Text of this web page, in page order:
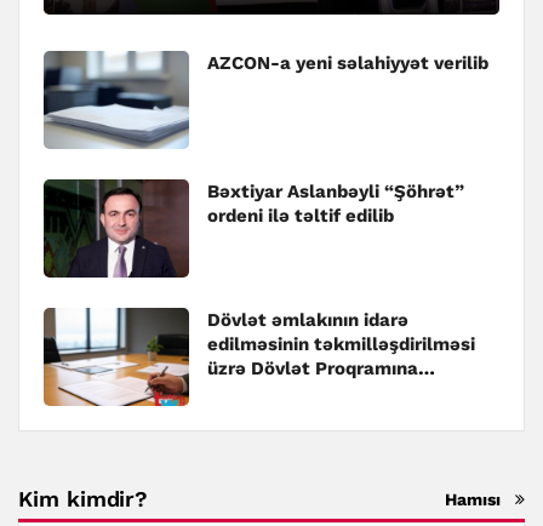
AZCON-a yeni səlahiyyət verilib
Bəxtiyar Aslanbəyli “Şöhrət”
ordeni ilə təltif edilib
Dövlət əmlakının idarə
edilməsinin təkmilləşdirilməsi
üzrə Dövlət Proqramına
Kim kimdir? Hamısı